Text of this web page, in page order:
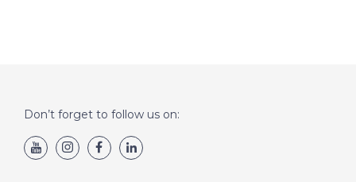
Don’t forget to follow us on: